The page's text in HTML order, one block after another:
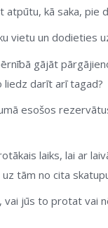
atpūtu, kā saka, pie
vietu un dodieties
gājāt
darīt arī tagad?
esošos
laiks, lai ar
tām no cita
vai jūs to protat vai